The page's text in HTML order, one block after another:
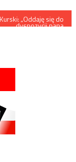
„Oddaję się do
dyspozycji pana